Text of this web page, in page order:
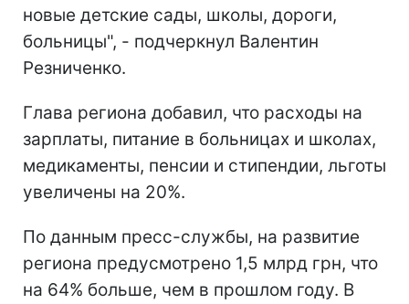
новые детские сады, школы, дороги,
больницы", - подчеркнул Валентин
Резниченко.
Глава региона добавил, что расходы на
зарплаты, питание в больницах и школах,
медикаменты, пенсии и стипендии, льготы
увеличены на 20%.
По данным пресс-службы, на развитие
региона предусмотрено 1,5 млрд грн, что
на 64% больше, чем в прошлом году. В